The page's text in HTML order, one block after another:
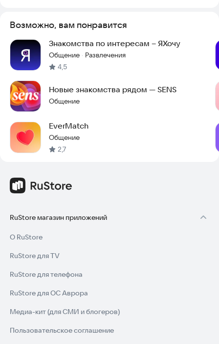
Возможно, вам понравится
Знакомства по интересам – ЯХочу
Общение · Развлечения
4,5
Новые знакомства рядом — SENS
Общение
EverMatch
Общение
2,7
RuStore магазин приложений
О RuStore
RuStore для TV
RuStore для телефона
RuStore для ОС Аврора
Медиа-кит (для СМИ и блогеров)
Пользовательское соглашение